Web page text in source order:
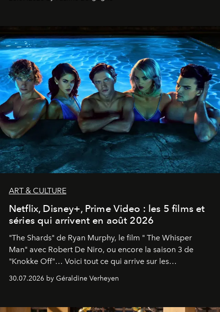
ART & CULTURE
Netflix, Disney+, Prime Video : les 5 films et
séries qui arrivent en août 2026
"The Shards" de Ryan Murphy, le film " The Whisper
Man" avec Robert De Niro, ou encore la saison 3 de
"Knokke Off"… Voici tout ce qui arrive sur les
plateformes de streaming en août 2026.
30.07.2026 by Géraldine Verheyen